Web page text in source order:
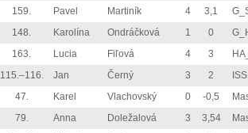
159.
Pavel Martiník 4 3,1
148.
Karolína Ondráčková 1 0
163.
Lucia Fiľová 4 3
115.–116.
Jan Černý 3 2
47.
Karel Vlachovský 0 -0,5
79.
Anna Doležalová 3 3,54